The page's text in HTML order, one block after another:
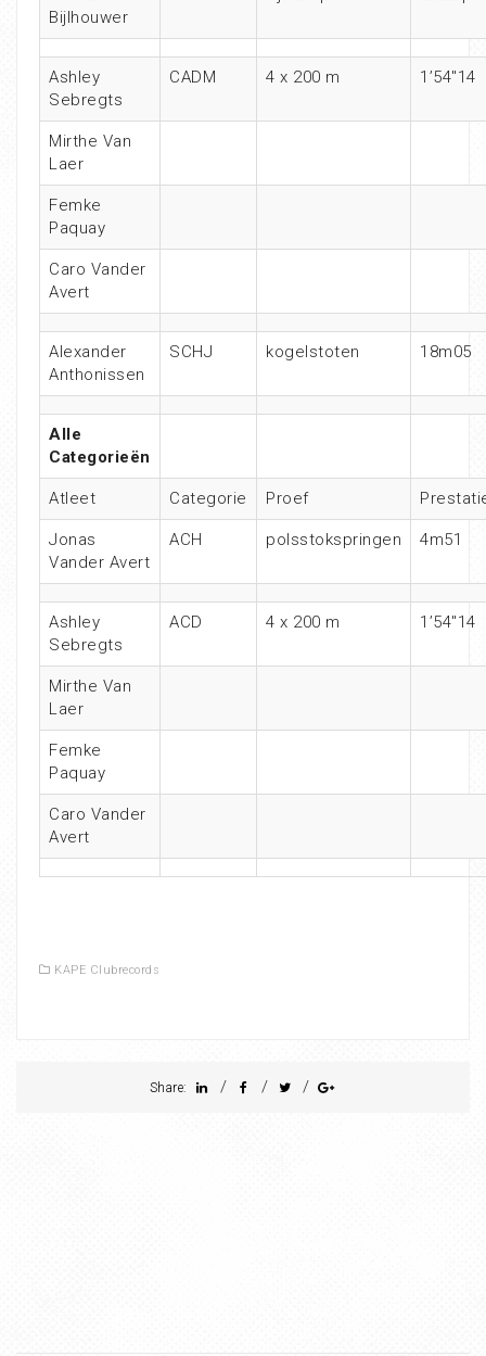
Bijlhouwer
Ashley
Sebregts
CADM 4 x 200 m 1’54″14
Mirthe Van
Laer
Femke
Paquay
Caro Vander
Avert
Alexander
Anthonissen
SCHJ kogelstoten 18m05
Alle
Categorieën
Atleet Categorie Proef
Jonas
Vander Avert
ACH polsstokspringen 4m51
Ashley
Sebregts
ACD 4 x 200 m 1’54″14
Mirthe Van
Laer
Femke
Paquay
Caro Vander
Avert
KAPE Clubrecords
Share: / / /